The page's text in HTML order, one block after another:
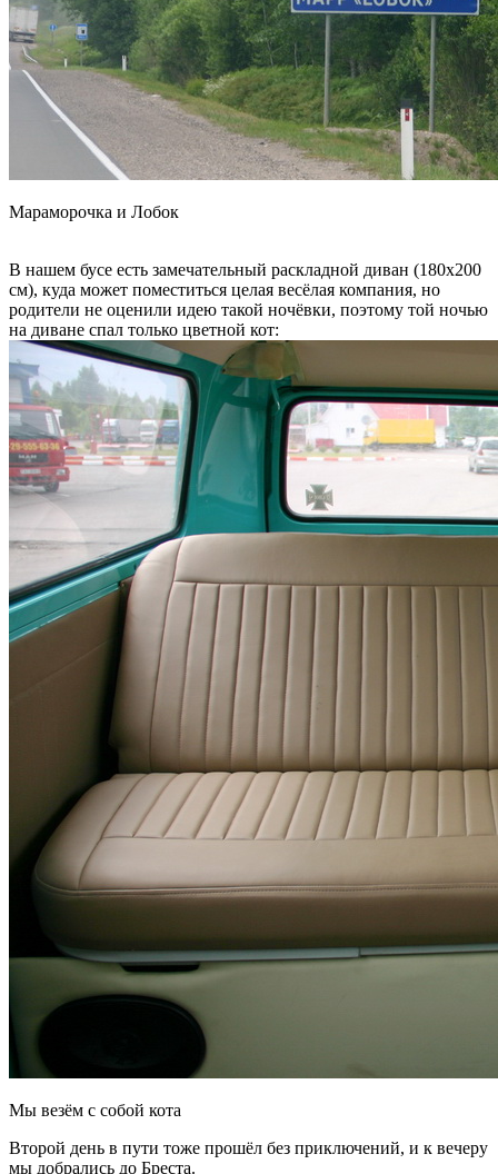
Мараморочка и Лобок
В нашем бусе есть замечательный раскладной диван (180х200
см), куда может поместиться целая весёлая компания, но
родители не оценили идею такой ночёвки, поэтому той ночью
на диване спал только цветной кот:
Мы везём с собой кота
Второй день в пути тоже прошёл без приключений, и к вечеру
мы добрались до Бреста.